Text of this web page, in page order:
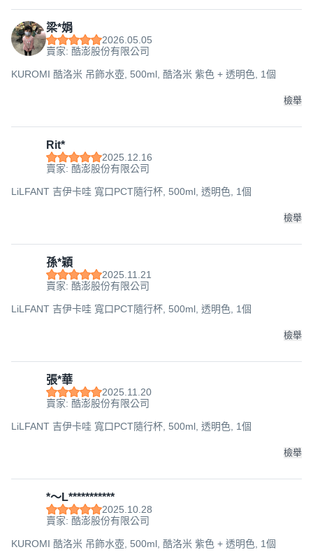
梁*娟
2026.05.05
賣家: 酷澎股份有限公司
KUROMI 酷洛米 吊飾水壺, 500ml, 酷洛米 紫色 + 透明色, 1個
檢舉
Rit*
2025.12.16
賣家: 酷澎股份有限公司
LiLFANT 吉伊卡哇 寬口PCT隨行杯, 500ml, 透明色, 1個
檢舉
孫*穎
2025.11.21
賣家: 酷澎股份有限公司
LiLFANT 吉伊卡哇 寬口PCT隨行杯, 500ml, 透明色, 1個
檢舉
張*華
2025.11.20
賣家: 酷澎股份有限公司
LiLFANT 吉伊卡哇 寬口PCT隨行杯, 500ml, 透明色, 1個
檢舉
*～L***********
2025.10.28
賣家: 酷澎股份有限公司
KUROMI 酷洛米 吊飾水壺, 500ml, 酷洛米 紫色 + 透明色, 1個